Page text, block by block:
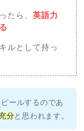
たら、 英語力
ルとして持っ
ールするのであ
分と思われます。